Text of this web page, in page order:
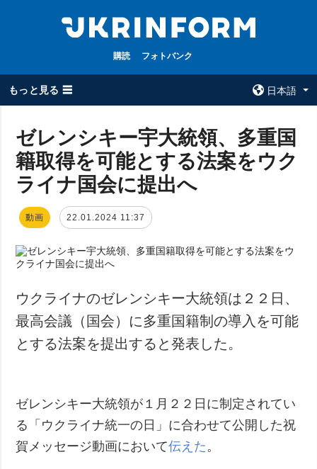
購読 フォトバンク
もっと見る ☰
日本語
全てのトピック
戦争
政治
経済・復興
防衛
社会・文化
スポーツ
犯罪
ウクルインフォ
ルム
特集
インタビュー
写真
購読
フォトバンク
ゼレンシキー宇大統領、多重国
籍取得を可能とする法案をウク
ライナ国会に提出へ
動画 22.01.2024 11:37
ウクライナのゼレンシキー大統領は２２日、
最高会議（国会）に多重国籍制の導入を可能
とする法案を提出すると発表した。
ゼレンシキー大統領が１月２２日に制定されてい
る「ウクライナ統一の日」に合わせて公開した祝
賀メッセージ動画において伝えた 。